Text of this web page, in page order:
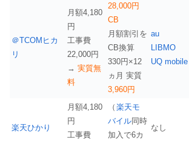
＠TCOMヒカ
リ
月額4,180
円
工事費
22,000円
→ 実質無
料
28,000円
CB
月額割引を
CB換算
330円×12
ヵ月 実質
3,960円
au
LIBMO
UQ mobile
楽天ひかり
月額4,180
円
工事費
（ 楽天モ
バイル同時
加入で6カ
なし